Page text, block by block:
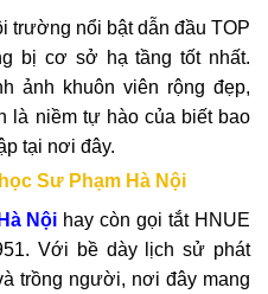
trường nổi bật dẫn đầu TOP
bị cơ sở hạ tầng tốt nhất.
ảnh khuôn viên rộng đẹp,
là niềm tự hào của biết bao
tại nơi đây.
Sư Phạm Hà Nội
Nội hay còn gọi tắt HNUE
Với bề dày lịch sử phát
trồng người, nơi đây mang